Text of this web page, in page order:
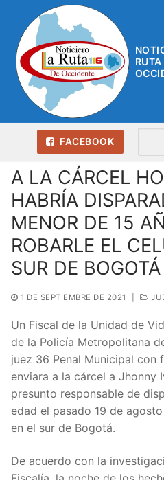
contenido
RUTA
FACEBOOK
A LA CÁRCEL
HABRÍA
MENOR DE 15
ROBARLE EL
SUR DE BOGOTÁ
1 DE SEPTIEMBRE DE 2021
Un Fiscal de la Unidad de
de la Policía Metropolitana
juez 36 Penal Municipal con
enviara a la cárcel a Jhonny
presunto responsable de
edad el pasado 19 de
en el sur de Bogotá.
De acuerdo con la